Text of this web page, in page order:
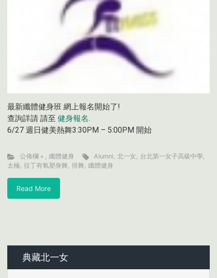
最新纖體健身班 網上報名開始了!
查詢詳請 請至 健身報名.
6/27 週日健美熱舞3:30PM – 5:00PM 開始
公佈欄＋ , 纖體健身 Alumni,北一女, 台北第一女子高級中學,
太極, 拉丁有氧塑身舞, 排舞, 纖體健身
Read More
典藏北一女